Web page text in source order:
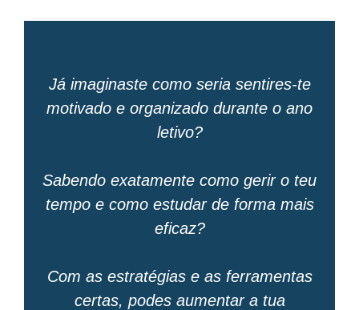
Já imaginaste como seria sentires-te
motivado e organizado durante o ano
letivo?
Sabendo exatamente como gerir o teu
tempo e como estudar de forma mais
eficaz?
Com as estratégias e as ferramentas
certas, podes aumentar a tua